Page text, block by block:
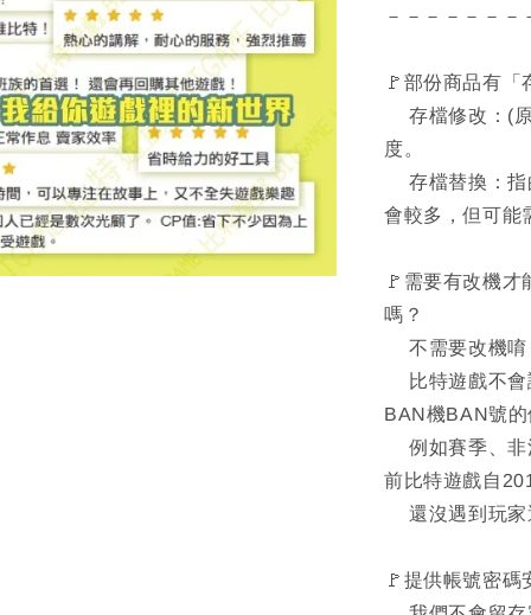
－－－－－－－
🚩部份商品有
存檔修改：(原
度。
存檔替換：指
會較多，但可能
🚩需要有改機
嗎？
不需要改機唷
比特遊戲不會
BAN機BAN號
例如賽季、非
前比特遊戲自
還沒遇到玩家
🚩提供帳號密碼